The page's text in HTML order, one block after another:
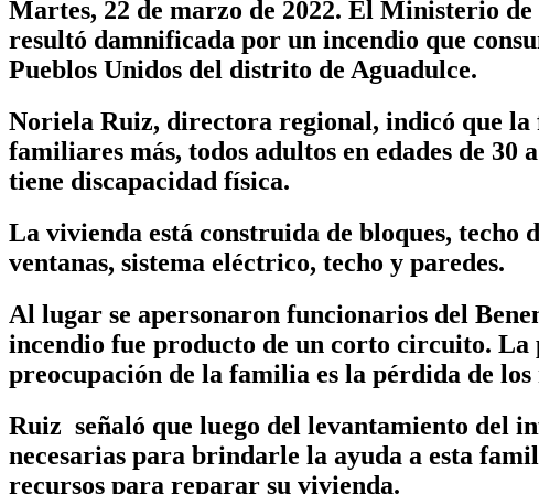
Martes, 22 de marzo de 2022. El Ministerio de
resultó damnificada por un incendio que
Pueblos Unidos del distrito de Aguadulce.
Noriela Ruiz, directora regional, indicó que la
familiares más, todos adultos en edades de
tiene discapacidad física.
La vivienda está construida de bloques, techo
ventanas, sistema eléctrico, techo y paredes.
Al lugar se apersonaron funcionarios del
incendio fue producto de un corto circuito. La
preocupación de la familia es la pérdida de
Ruiz señaló que luego del levantamiento del
necesarias para brindarle la ayuda a esta
recursos para reparar su vivienda.